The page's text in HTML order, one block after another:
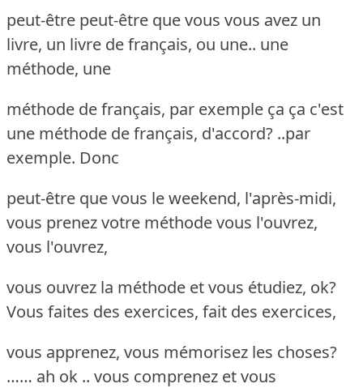
peut-être peut-être que vous vous avez un
livre, un livre de français, ou une.. une
méthode, une
méthode de français, par exemple ça ça c'est
une méthode de français, d'accord? ..par
exemple. Donc
peut-être que vous le weekend, l'après-midi,
vous prenez votre méthode vous l'ouvrez,
vous l'ouvrez,
vous ouvrez la méthode et vous étudiez, ok?
Vous faites des exercices, fait des exercices,
vous apprenez, vous mémorisez les choses?
…… ah ok .. vous comprenez et vous